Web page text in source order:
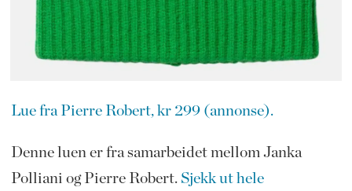
Lue fra Pierre Robert, kr 299 (annonse).
Denne luen er fra samarbeidet mellom Janka
Polliani og Pierre Robert. Sjekk ut hele